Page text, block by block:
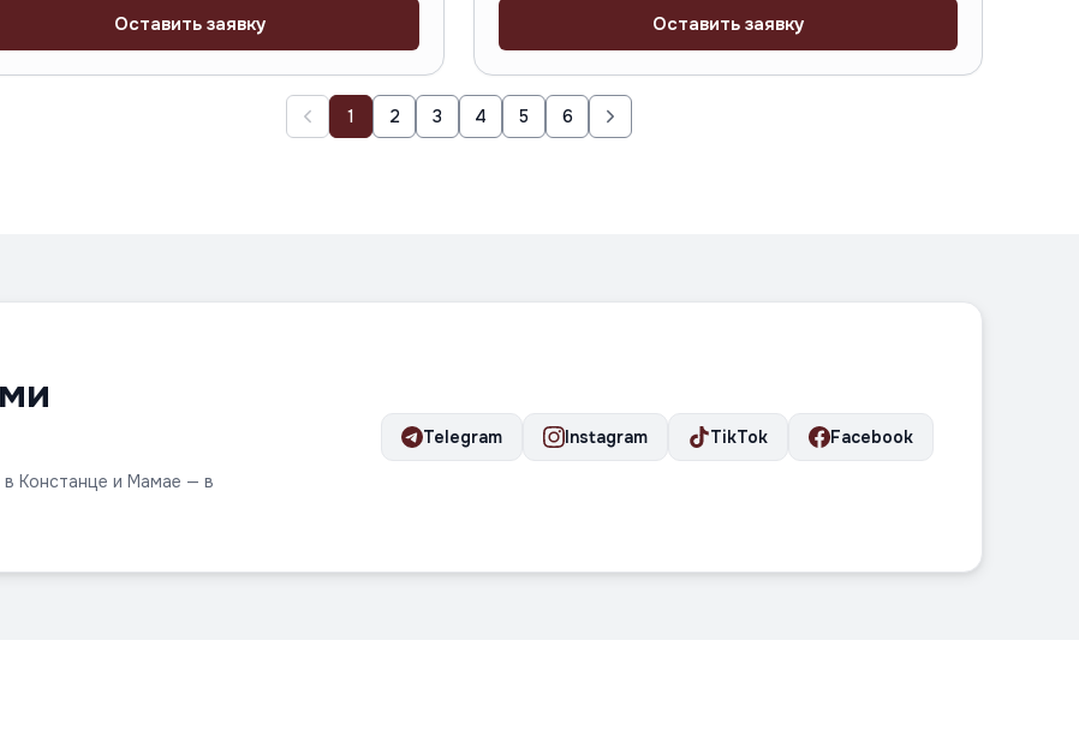
Оставить заявку Оставить заявку
1 2 3 4 5 6
Констанце и Мамае — в
Telegram Instagram TikTok Facebook